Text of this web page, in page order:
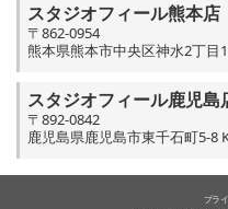
スタジオフィール熊本店
〒862-0954
熊本県熊本市中央区神水2丁目
スタジオフィール鹿児島
〒892-0842
鹿児島県鹿児島市東千石町5-8
プラ